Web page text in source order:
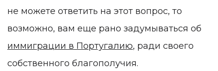
не можете ответить на этот вопрос, то
возможно, вам еще рано задумываться об
иммиграции в Португалию, ради своего
собственного благополучия.